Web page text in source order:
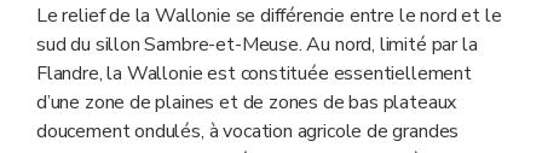
Le relief de la Wallonie se différencie entre le nord et le
sud du sillon Sambre-et-Meuse. Au nord, limité par la
Flandre, la Wallonie est constituée essentiellement
d’une zone de plaines et de zones de bas plateaux
doucement ondulés, à vocation agricole de grandes